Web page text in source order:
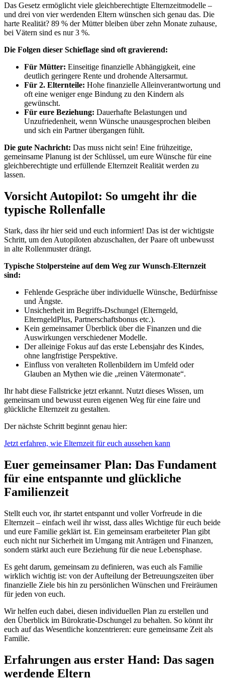
Das Gesetz ermöglicht viele gleichberechtigte Elternzeitmodelle –
und drei von vier werdenden Eltern wünschen sich genau das. Die
harte Realität? 89 % der Mütter bleiben über zehn Monate zuhause,
bei Vätern sind es nur 3 %.
Die Folgen dieser Schieflage sind oft gravierend:
Für Mütter: Einseitige finanzielle Abhängigkeit, eine
deutlich geringere Rente und drohende Altersarmut.
Für 2. Elternteile: Hohe finanzielle Alleinverantwortung und
oft eine weniger enge Bindung zu den Kindern als
gewünscht.
Für eure Beziehung: Dauerhafte Belastungen und
Unzufriedenheit, wenn Wünsche unausgesprochen bleiben
und sich ein Partner übergangen fühlt.
Die gute Nachricht: Das muss nicht sein! Eine frühzeitige,
gemeinsame Planung ist der Schlüssel, um eure Wünsche für eine
gleichberechtigte und erfüllende Elternzeit Realität werden zu
lassen.
Vorsicht Autopilot: So umgeht ihr die
typische Rollenfalle
Stark, dass ihr hier seid und euch informiert! Das ist der wichtigste
Schritt, um den Autopiloten abzuschalten, der Paare oft unbewusst
in alte Rollenmuster drängt.
Typische Stolpersteine auf dem Weg zur Wunsch-Elternzeit
sind:
Fehlende Gespräche über individuelle Wünsche, Bedürfnisse
und Ängste.
Unsicherheit im Begriffs-Dschungel (Elterngeld,
ElterngeldPlus, Partnerschaftsbonus etc.).
Kein gemeinsamer Überblick über die Finanzen und die
Auswirkungen verschiedener Modelle.
Der alleinige Fokus auf das erste Lebensjahr des Kindes,
ohne langfristige Perspektive.
Einfluss von veralteten Rollenbildern im Umfeld oder
Glauben an Mythen wie die „reinen Vätermonate“.
Ihr habt diese Fallstricke jetzt erkannt. Nutzt dieses Wissen, um
gemeinsam und bewusst euren eigenen Weg für eine faire und
glückliche Elternzeit zu gestalten.
Der nächste Schritt beginnt genau hier:
Jetzt erfahren, wie Elternzeit für euch aussehen kann
Euer gemeinsamer Plan: Das Fundament
für eine entspannte und glückliche
Familienzeit
Stellt euch vor, ihr startet entspannt und voller Vorfreude in die
Elternzeit – einfach weil ihr wisst, dass alles Wichtige für euch beide
und eure Familie geklärt ist. Ein gemeinsam erarbeiteter Plan gibt
euch nicht nur Sicherheit im Umgang mit Anträgen und Finanzen,
sondern stärkt auch eure Beziehung für die neue Lebensphase.
Es geht darum, gemeinsam zu definieren, was euch als Familie
wirklich wichtig ist: von der Aufteilung der Betreuungszeiten über
finanzielle Ziele bis hin zu persönlichen Wünschen und Freiräumen
für jeden von euch.
Wir helfen euch dabei, diesen individuellen Plan zu erstellen und
den Überblick im Bürokratie-Dschungel zu behalten. So könnt ihr
euch auf das Wesentliche konzentrieren: eure gemeinsame Zeit als
Familie.
Erfahrungen aus erster Hand: Das sagen
werdende Eltern